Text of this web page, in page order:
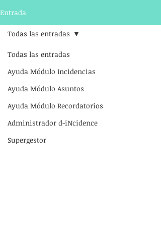
Entrada
Todas las entradas
Ayuda Módulo Incidencias
Ayuda Módulo Asuntos
Ayuda Módulo Recordatorios
Administrador d-iNcidence
Supergestor
Todas las entradas